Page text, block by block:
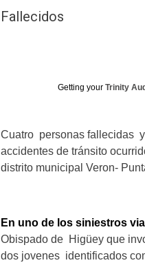
Fallecidos
Getting your Trinity
Cuatro personas fallecidas
accidentes de tránsito
distrito municipal Veron-
En uno de los siniestros
Obispado de Higüey que
dos jovenes identificados